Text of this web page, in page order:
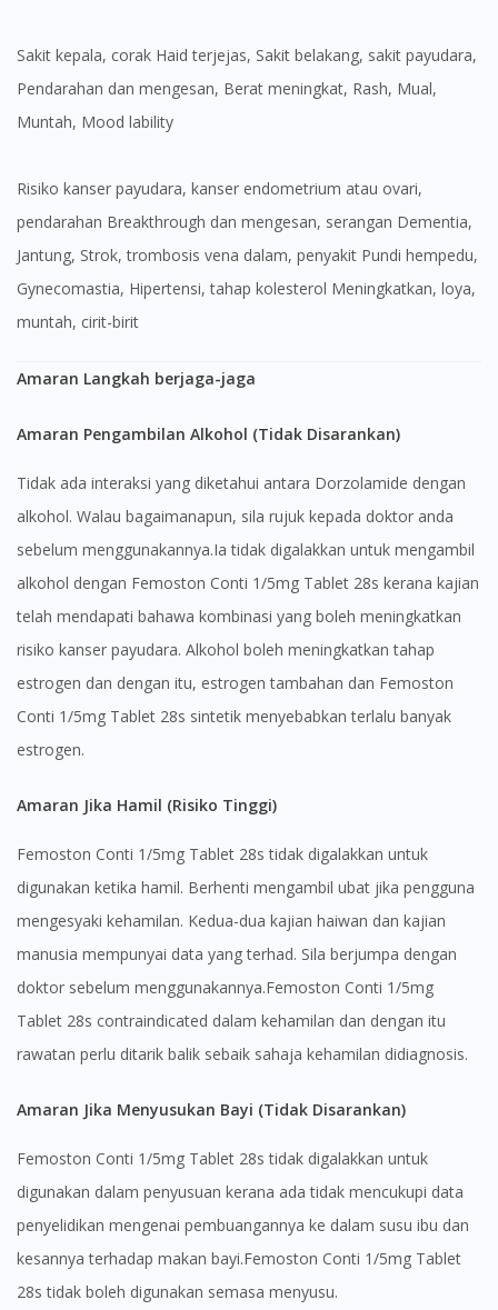
Sakit kepala, corak Haid terjejas, Sakit belakang, sakit payudara,
Pendarahan dan mengesan, Berat meningkat, Rash, Mual,
Muntah, Mood lability
Risiko kanser payudara, kanser endometrium atau ovari,
pendarahan Breakthrough dan mengesan, serangan Dementia,
Jantung, Strok, trombosis vena dalam, penyakit Pundi hempedu,
Gynecomastia, Hipertensi, tahap kolesterol Meningkatkan, loya,
muntah, cirit-birit
Amaran Langkah berjaga-jaga
Amaran Pengambilan Alkohol (Tidak Disarankan)
Tidak ada interaksi yang diketahui antara Dorzolamide dengan
alkohol. Walau bagaimanapun, sila rujuk kepada doktor anda
sebelum menggunakannya.Ia tidak digalakkan untuk mengambil
alkohol dengan Femoston Conti 1/5mg Tablet 28s kerana kajian
telah mendapati bahawa kombinasi yang boleh meningkatkan
risiko kanser payudara. Alkohol boleh meningkatkan tahap
estrogen dan dengan itu, estrogen tambahan dan Femoston
Conti 1/5mg Tablet 28s sintetik menyebabkan terlalu banyak
estrogen.
Amaran Jika Hamil (Risiko Tinggi)
Femoston Conti 1/5mg Tablet 28s tidak digalakkan untuk
digunakan ketika hamil. Berhenti mengambil ubat jika pengguna
mengesyaki kehamilan. Kedua-dua kajian haiwan dan kajian
manusia mempunyai data yang terhad. Sila berjumpa dengan
doktor sebelum menggunakannya.Femoston Conti 1/5mg
Tablet 28s contraindicated dalam kehamilan dan dengan itu
rawatan perlu ditarik balik sebaik sahaja kehamilan didiagnosis.
Amaran Jika Menyusukan Bayi (Tidak Disarankan)
Femoston Conti 1/5mg Tablet 28s tidak digalakkan untuk
digunakan dalam penyusuan kerana ada tidak mencukupi data
penyelidikan mengenai pembuangannya ke dalam susu ibu dan
kesannya terhadap makan bayi.Femoston Conti 1/5mg Tablet
28s tidak boleh digunakan semasa menyusu.